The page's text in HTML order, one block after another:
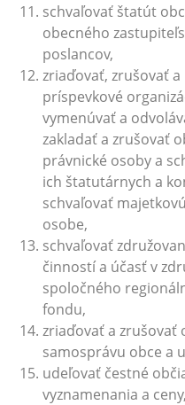
schvaľovať štatút
obecného
poslancov,
zriaďovať, zrušovať
príspevkové
vymenúvať a
zakladať a zrušovať
právnické osoby a
ich štatutárnych a
schvaľovať
osobe,
schvaľovať
činností a účasť v
spoločného
fondu,
zriaďovať a zrušovať
samosprávu obce a
udeľovať čestné
vyznamenania a ceny,